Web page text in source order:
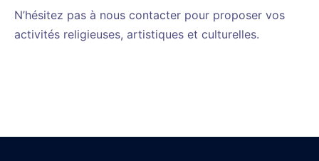
N’hésitez pas à nous contacter pour proposer vos
activités religieuses, artistiques et culturelles.